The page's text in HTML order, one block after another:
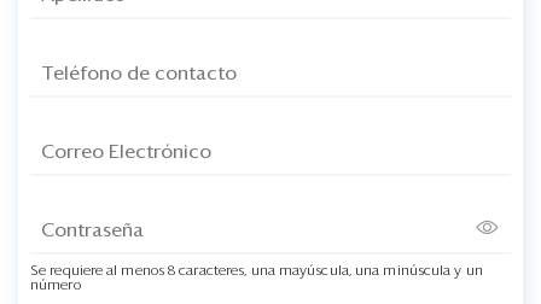
Se requiere al menos 8 caracteres, una mayúscula, una minúscula y un
número